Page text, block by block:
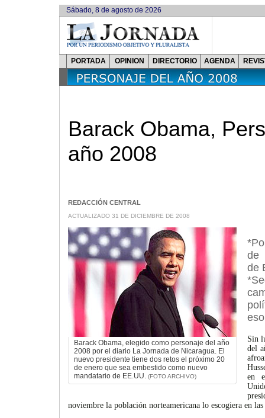
Sábado, 8 de agosto de 2026
PORTADA OPINION DIRECTORIO AGENDA
Barack Obama,
año 2008
REDACCIÓN CENTRAL
ACTUALIZADO 31 DE DICIEMBRE DE 2008
Barack Obama, elegido como personaje del año
2008 por el diario La Jornada de Nicaragua. El
nuevo presidente tiene dos retos el próximo 20
de enero que sea embestido como nuevo
mandatario de EE.UU. (FOTO ARCHIVO)
de
de
Sin
del
en
noviembre la población norteamericana lo escogiera en las